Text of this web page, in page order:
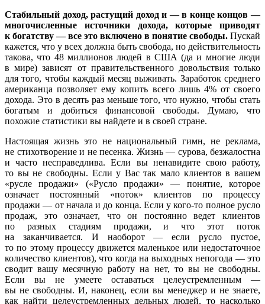
Стабильный доход, растущий доход и — в конце концов —
многочисленные источники дохода, которые приводят
к богатству — все это включено в понятие свободы. Пускай
кажется, что у всех должна быть свобода, но действительность
такова, что 48 миллионов людей в США (да и многие люди
в мире) зависят от правительственного довольствия только
для того, чтобы каждый месяц выживать. Заработок среднего
американца позволяет ему копить всего лишь 4% от своего
дохода. Это в десять раз меньше того, что нужно, чтобы стать
богатым и добиться финансовой свободы. Думаю, что
похожие статистики вы найдете и в своей стране.
Настоящая жизнь это не национальный гимн, не реклама,
не стихотворение и не песенка. Жизнь — сурова, безжалостна
и часто несправедлива. Если вы ненавидите свою работу,
то вы не свободны. Если у Вас так мало клиентов в вашем
«русле продажи» («Русло продажи» — понятие, которое
означает постоянный «поток» клиентов по процессу
продажи — от начала и до конца. Если у кого-то полное русло
продаж, это означает, что он постоянно ведет клиентов
по разных стадиям продажи, и что этот поток
на заканчивается. И наоборот — если русло пустое,
то по этому процессу движется маленькое или недостаточное
количество клиентов), что когда на выходных непогода — это
сводит вашу месячную работу на нет, то вы не свободны.
Если вы не умеете оставаться целеустремленным —
вы не свободны. И, наконец, если вы менеджер и не знаете,
как найти целеустремленных дельных людей, то насколько